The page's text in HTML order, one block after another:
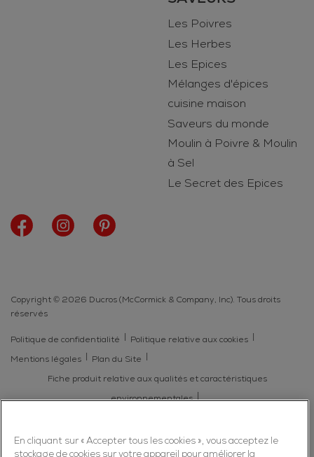
Les Poivres
Les Herbes
Les Epices
Mélanges d'épices
cuisine maison
Saveurs du monde
Moulin à Poivre & Moulin
à Sel
Le Secret des Epices
Copyright © 2026 Ducros (McCormick & Company, Inc). Tous droits
réservés
Politique de confidentialité
Politique relative aux cookies
Mentions légales
Plan du Site
Fiche produit relative aux qualités et caractéristiques
environnementales
En cliquant sur « Accepter tous les cookies », vous acceptez le
stockage de cookies sur votre appareil pour améliorer la